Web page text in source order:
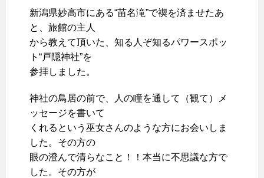
新潟県妙高市にある“苗名滝”で禊を済ませたあ
と、旅館の主人
から教えて頂いた、知る人ぞ知るパワースポッ
ト“戸隠神社”を
参拝しました。
神社の鳥居の前で、人の瞳を通して（観て）メ
ッセージを書いて
くれるという巫女さんのような方にお会いしま
した。その方の
眼の澄んで清らなこと！！本当に不思議な方で
した。その方が